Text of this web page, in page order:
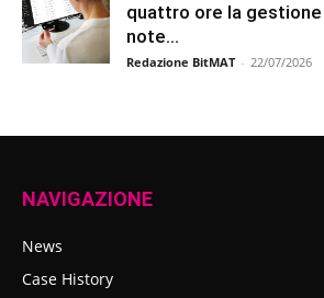
quattro ore la
note...
Redazione BitMAT - 22/07/2026
NAVIGAZIONE
News
Case History